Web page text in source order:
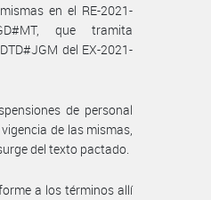
en el RE-2021-
que tramita
del EX-2021-
de personal
de las mismas,
del texto pactado.
a los términos allí